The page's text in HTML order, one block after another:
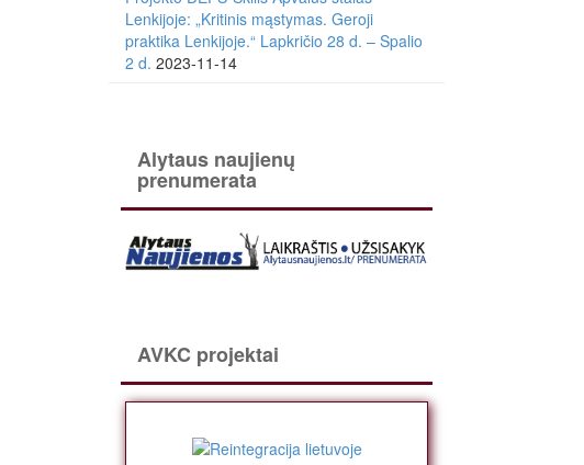
Lenkijoje: „Kritinis mąstymas. Geroji
praktika Lenkijoje.“ Lapkričio 28 d. – Spalio
2 d. 2023-11-14
Alytaus naujienų
prenumerata
AVKC projektai